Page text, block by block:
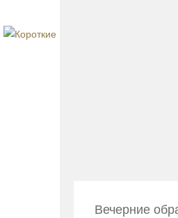
Вечерние